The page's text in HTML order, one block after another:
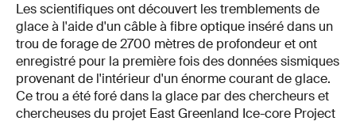
Les scientifiques ont découvert les tremblements de
glace à l'aide d'un câble à fibre optique inséré dans un
trou de forage de 2700 mètres de profondeur et ont
enregistré pour la première fois des données sismiques
provenant de l'intérieur d'un énorme courant de glace.
Ce trou a été foré dans la glace par des chercheurs et
chercheuses du projet East Greenland Ice-core Project